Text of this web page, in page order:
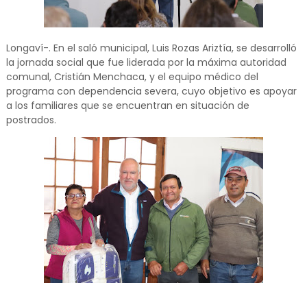
Longaví-. En el saló municipal, Luis Rozas Ariztía, se desarrolló
la jornada social que fue liderada por la máxima autoridad
comunal, Cristián Menchaca, y el equipo médico del
programa con dependencia severa, cuyo objetivo es apoyar
a los familiares que se encuentran en situación de
postrados.